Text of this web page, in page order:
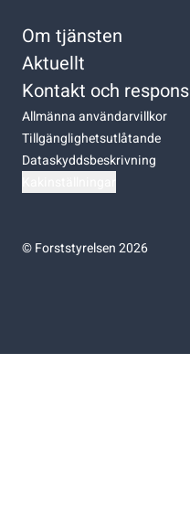
Om tjänsten
Aktuellt
Kontakt och respons
Allmänna användarvillkor
Tillgänglighetsutlåtande
Dataskyddsbeskrivning
©Forststyrelsen 2026